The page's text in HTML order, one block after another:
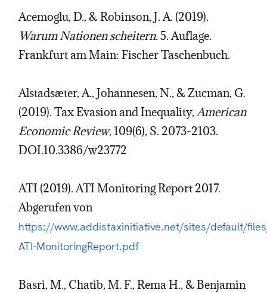
Acemoglu, D., & Robinson, J. A. (2019).
Warum Nationen scheitern.5. Auflage.
Frankfurt am Main: Fischer Taschenbuch.
Alstadsæter, A., Johannesen, N., & Zucman, G.
(2019). Tax Evasion and Inequality, American
Economic Review, 109(6), S. 2073-2103.
DOI.10.3386/w23772
ATI (2019). ATI Monitoring Report 2017.
Abgerufen von
https://www.addistaxinitiative.net/sites/default/
ATI-MonitoringReport.pdf
Basri, M., Chatib, M. F., Rema H., & Benjamin